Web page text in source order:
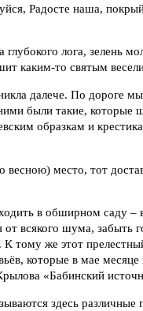
Радосте наша, покрый
лога, зелень
каким-то святым
далече. По дороге
были такие, которые
образкам и
весною) место, тот
в обширном саду
от всякого шума, забыть
К тому же этот
которые в мае месяце
«Бабинский
здесь различные